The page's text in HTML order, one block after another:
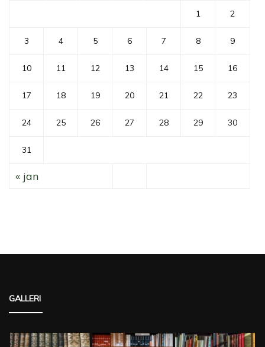
1 2
3 4 5 6 7 8 9
10 11 12 13 14 15 16
17 18 19 20 21 22 23
24 25 26 27 28 29 30
31
« jan
GALLERI